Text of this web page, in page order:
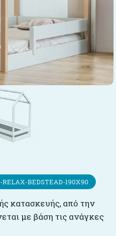
BEDSTEAD-190X90
κατασκευής, από την
με βάση τις ανάγκες